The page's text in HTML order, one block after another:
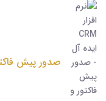
صدور پیش